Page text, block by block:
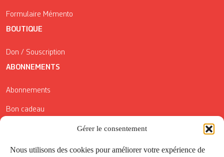
Gérer le consentement
Nous utilisons des cookies pour améliorer votre expérience de
Formulaire Mémento
BOUTIQUE
Don / Souscription
ABONNEMENTS
Abonnements
Bon cadeau
Conditions générales de vente
Réductions de la Carte Côté Courrier